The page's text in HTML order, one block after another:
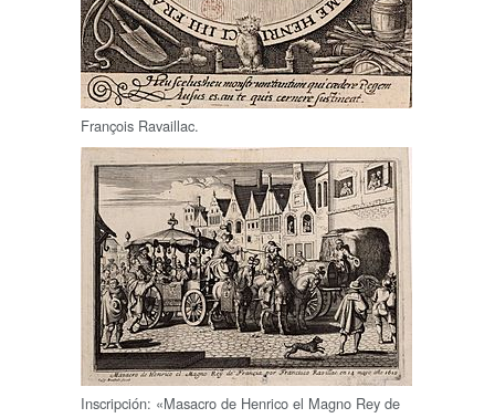
François Ravaillac.
Inscripción: «Masacro de Henrico el Magno Rey de